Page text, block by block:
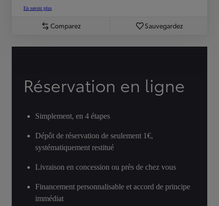
En savoir plus
Comparez Sauvegardez
Réservation en ligne
Simplement, en 4 étapes
Dépôt de réservation de seulement 1€,
systématiquement restitué
Livraison en concession ou près de chez vous
Financement personnalisable et accord de principe
immédiat